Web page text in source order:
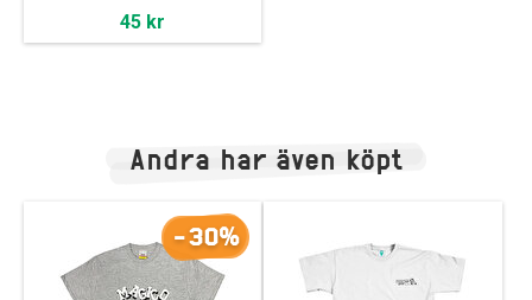
45 kr
Andra har även köpt
-30%